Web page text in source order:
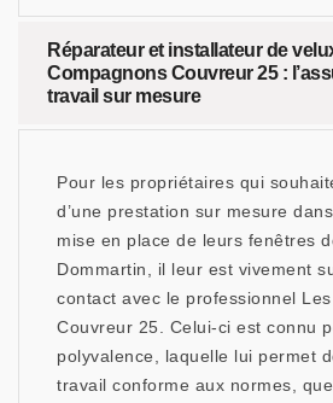
Réparateur et installateur de
Compagnons Couvreur 25 :
travail sur mesure
Pour les propriétaires qui
d’une prestation sur mesure
mise en place de leurs fenêtres
Dommartin, il leur est vivement
contact avec le professionnel
Couvreur 25. Celui-ci est connu
polyvalence, laquelle lui permet
travail conforme aux normes,